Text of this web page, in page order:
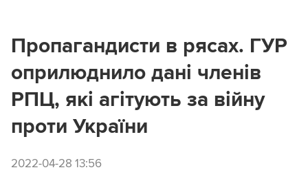
Пропагандисти в рясах. ГУР
оприлюднило дані членів
РПЦ, які агітують за війну
проти України
2022-04-28 13:56